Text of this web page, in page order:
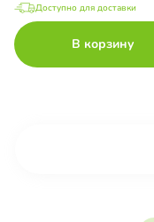
Доступно для доставки
В корзину